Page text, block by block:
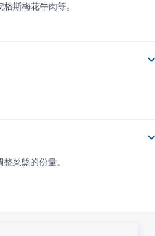
斯梅花牛肉等。
菜盤的份量。